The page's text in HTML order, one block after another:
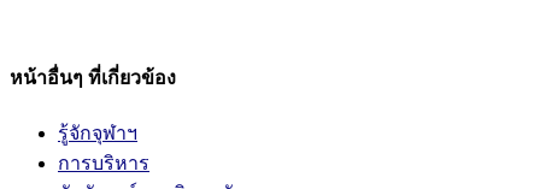
หน้าอื่นๆ ที่เกี่ยวข้อง
รู้จักจุฬาฯ
การบริหาร